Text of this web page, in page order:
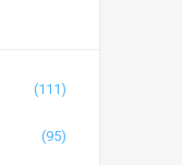
(111)
(95)